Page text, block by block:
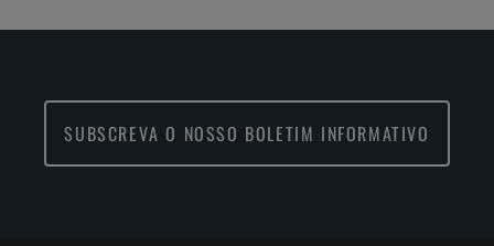
SUBSCREVA O NOSSO BOLETIM INFORMATIVO